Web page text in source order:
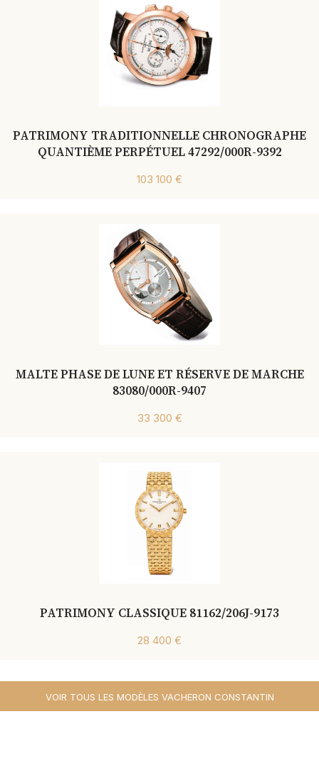
PATRIMONY TRADITIONNELLE CHRONOGRAPHE
QUANTIÈME PERPÉTUEL 47292/000R-9392
103 100 €
MALTE PHASE DE LUNE ET RÉSERVE DE MARCHE
83080/000R-9407
33 300 €
PATRIMONY CLASSIQUE 81162/206J-9173
28 400 €
VOIR TOUS LES MODÈLES VACHERON CONSTANTIN